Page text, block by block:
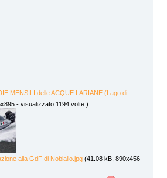
MENSILI delle ACQUE LARIANE (Lago di
- visualizzato 1194 volte.)
alla GdF di Nobiallo.jpg(41.08 kB, 890x456